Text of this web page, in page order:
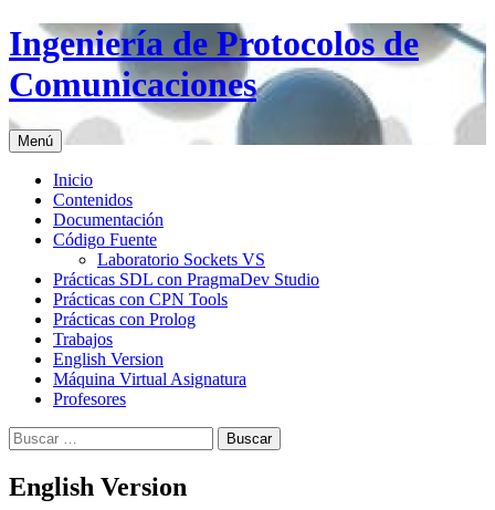
Saltar
al
contenido
Ingeniería de Protocolos de
Comunicaciones
Menú
Inicio
Contenidos
Documentación
Código Fuente
Laboratorio Sockets VS
Prácticas SDL con PragmaDev Studio
Prácticas con CPN Tools
Prácticas con Prolog
Trabajos
English Version
Máquina Virtual Asignatura
Profesores
Buscar:
English Version